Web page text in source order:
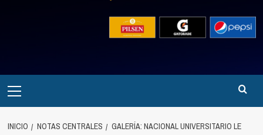
principal
INICIO NOTAS CENTRALES
GALERÍA: NACIONAL UNIVERSITARIO LE